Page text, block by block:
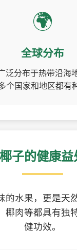
🌍
全球分布
泛分布于热带沿海
个国家和地区都有
椰子的健康益
的水果，更是天
椰肉等都具有独
健功效。